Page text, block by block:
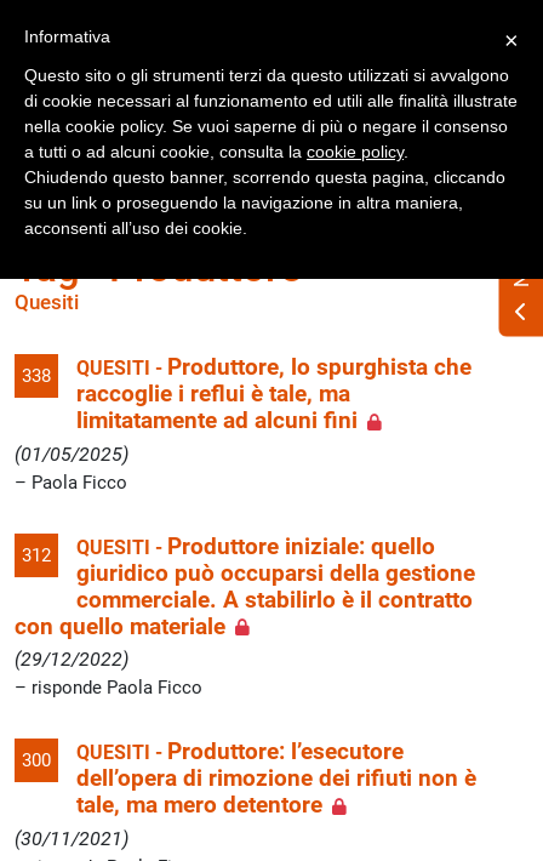
Accedi
Tag «Produttore»
Quesiti
338 QUESITI - Produttore, lo spurghista che
raccoglie i reflui è tale, ma
limitatamente ad alcuni fini
(01/05/2025)
Paola Ficco
312 QUESITI - Produttore iniziale: quello
giuridico può occuparsi della gestione
commerciale. A stabilirlo è il contratto
con quello materiale
(29/12/2022)
risponde Paola Ficco
300 QUESITI - Produttore: l’esecutore
dell’opera di rimozione dei rifiuti non è
tale, ma mero detentore
(30/11/2021)
×
Informativa
Questo sito o gli strumenti terzi da questo utilizzati si avvalgono
di cookie necessari al funzionamento ed utili alle finalità illustrate
nella cookie policy. Se vuoi saperne di più o negare il consenso
a tutti o ad alcuni cookie, consulta la cookie policy.
Chiudendo questo banner, scorrendo questa pagina, cliccando
su un link o proseguendo la navigazione in altra maniera,
acconsenti all’uso dei cookie.